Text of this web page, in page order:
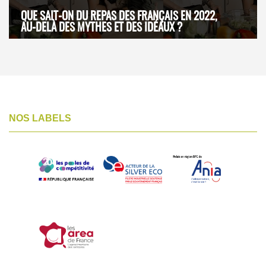
QUE SAIT-ON DU REPAS DES FRANÇAIS EN 2022,
AU-DELÀ DES MYTHES ET DES IDÉAUX ?
NOS LABELS